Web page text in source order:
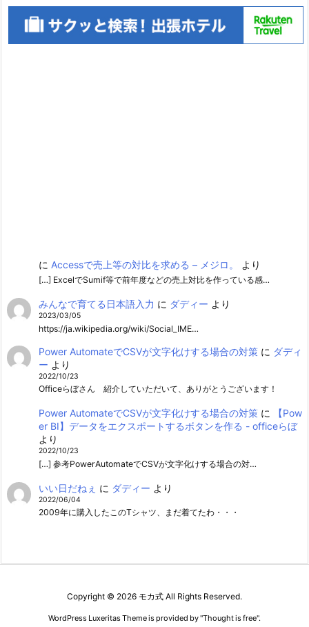
に Accessで売上等の対比を求める – メジロ。 より
[…] ExcelでSumif等で前年度などの売上対比を作っている感…
みんなで育てる日本語入力 に ダディー より
2023/03/05
https://ja.wikipedia.org/wiki/Social_IME…
Power AutomateでCSVが文字化けする場合の対策に ダディ
ー より
2022/10/23
Officeらぼさん 紹介していただいて、ありがとうございます！
Power AutomateでCSVが文字化けする場合の対策に
【Pow
er BI】データをエクスポートするボタンを作る - officeらぼ
より
2022/10/23
[…] 参考PowerAutomateでCSVが文字化けする場合の対…
いい日だねぇ に ダディー より
2022/06/04
2009年に購入したこのTシャツ、まだ着てたわ・・・
Copyright © 2026 モカ式 All Rights Reserved.
WordPress Luxeritas Theme is provided by "Thought is free".